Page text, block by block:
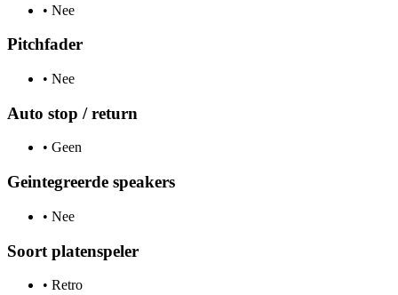
• Nee
Pitchfader
• Nee
Auto stop / return
• Geen
Geintegreerde speakers
• Nee
Soort platenspeler
• Retro